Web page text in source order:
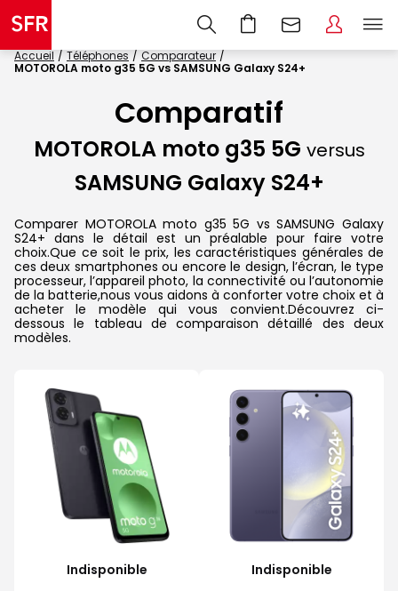
Accueil Téléphones
Comparateur
MOTOROLA moto g35 5G vs SAMSUNG Galaxy S24+
Comparatif
MOTOROLA moto g35 5G versus
SAMSUNG Galaxy S24+
Comparer MOTOROLA moto g35 5G vs SAMSUNG Galaxy
S24+ dans le détail est un préalable pour faire votre
choix.Que ce soit le prix, les caractéristiques générales de
ces deux smartphones ou encore le design, l’écran, le type
processeur, l’appareil photo, la connectivité ou l’autonomie
de la batterie,nous vous aidons à conforter votre choix et à
acheter le modèle qui vous convient.Découvrez ci-
dessous le tableau de comparaison détaillé des deux
modèles.
Indisponible
Indisponible